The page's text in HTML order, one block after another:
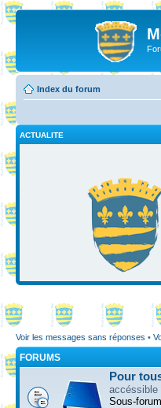
Index du forum
ACTUALITE
Voir les messages sans réponses •
FORUMS
Pour
accéssible
Sous-